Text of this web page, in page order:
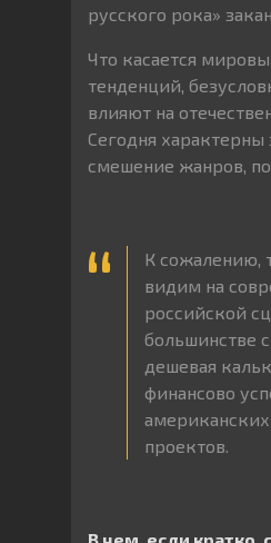
русского рока»
Что касается
тенденций,
влияют на
Сегодня характерны
смешение жанров,
К сожалению,
видим на
российской
большинстве
дешевая
финансово
проектов.